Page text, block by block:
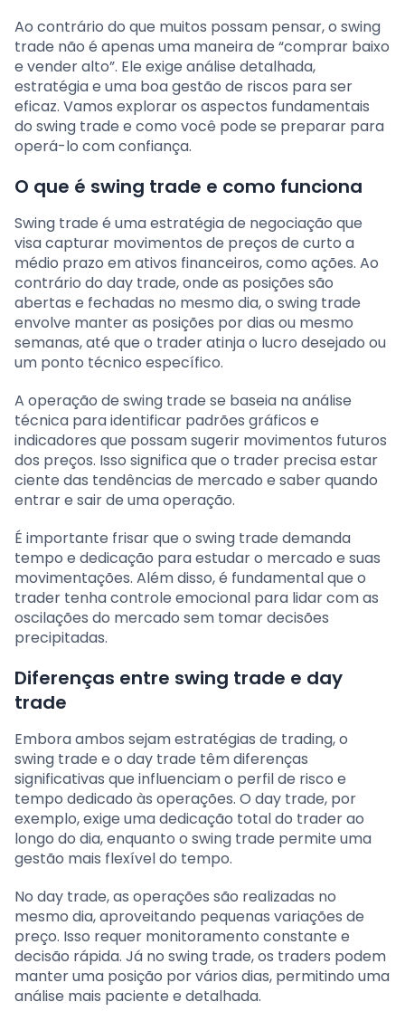
Ao contrário do que muitos possam pensar, o swing
trade não é apenas uma maneira de “comprar baixo
e vender alto”. Ele exige análise detalhada,
estratégia e uma boa gestão de riscos para ser
eficaz. Vamos explorar os aspectos fundamentais
do swing trade e como você pode se preparar para
operá-lo com confiança.
O que é swing trade e como funciona
Swing trade é uma estratégia de negociação que
visa capturar movimentos de preços de curto a
médio prazo em ativos financeiros, como ações. Ao
contrário do day trade, onde as posições são
abertas e fechadas no mesmo dia, o swing trade
envolve manter as posições por dias ou mesmo
semanas, até que o trader atinja o lucro desejado ou
um ponto técnico específico.
A operação de swing trade se baseia na análise
técnica para identificar padrões gráficos e
indicadores que possam sugerir movimentos futuros
dos preços. Isso significa que o trader precisa estar
ciente das tendências de mercado e saber quando
entrar e sair de uma operação.
É importante frisar que o swing trade demanda
tempo e dedicação para estudar o mercado e suas
movimentações. Além disso, é fundamental que o
trader tenha controle emocional para lidar com as
oscilações do mercado sem tomar decisões
precipitadas.
Diferenças entre swing trade e day
trade
Embora ambos sejam estratégias de trading, o
swing trade e o day trade têm diferenças
significativas que influenciam o perfil de risco e
tempo dedicado às operações. O day trade, por
exemplo, exige uma dedicação total do trader ao
longo do dia, enquanto o swing trade permite uma
gestão mais flexível do tempo.
No day trade, as operações são realizadas no
mesmo dia, aproveitando pequenas variações de
preço. Isso requer monitoramento constante e
decisão rápida. Já no swing trade, os traders podem
manter uma posição por vários dias, permitindo uma
análise mais paciente e detalhada.